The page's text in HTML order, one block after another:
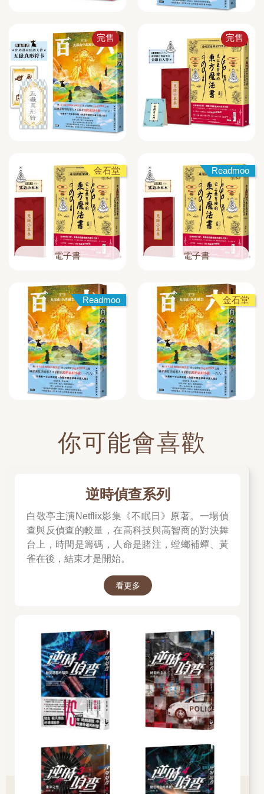
完售 完售
金石堂
電子書
Readmoo
電子書
Readmoo 金石堂
你可能會喜歡
逆時偵查系列
白敬亭主演Netflix影集《不眠日》原著。一場偵
查與反偵查的較量，在高科技與高智商的對決舞
台上，時間是籌碼，人命是賭注，螳螂補蟬、黃
雀在後，結束才是開始。
看更多